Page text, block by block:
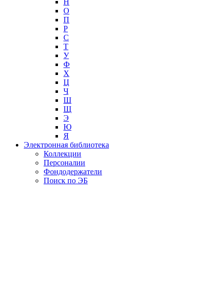
О
П
Р
С
Т
У
Ф
Х
Ц
Ч
Ш
Щ
Э
Ю
Я
Электронная библиотека
Коллекции
Персоналии
Фондодержатели
Поиск по ЭБ